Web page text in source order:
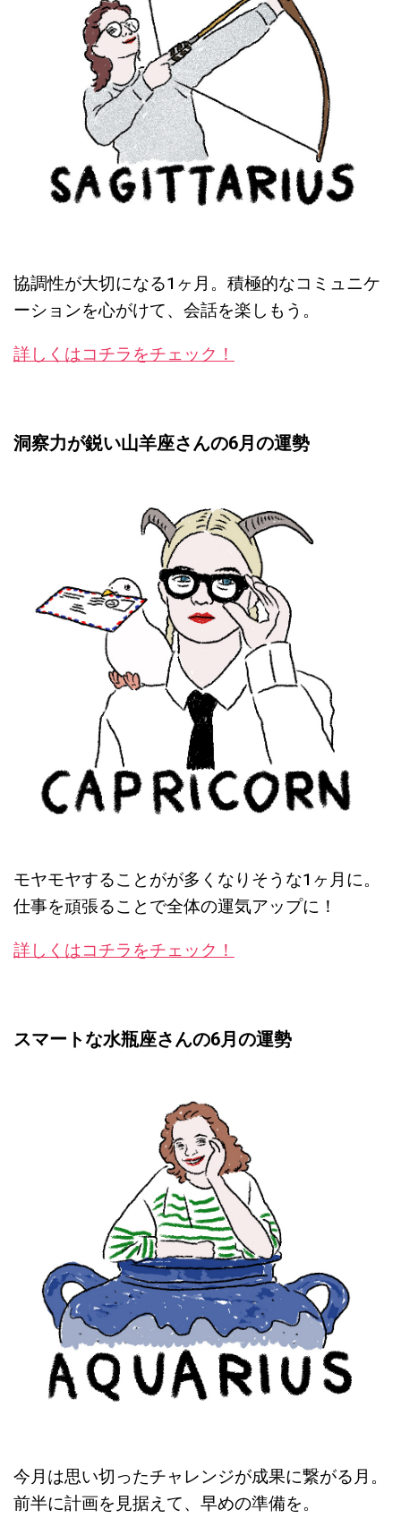
協調性が大切になる1ヶ月。積極的なコミュニケ
ーションを心がけて、会話を楽しもう。
詳しくはコチラをチェック！
洞察力が鋭い山羊座さんの6月の運勢
モヤモヤすることがが多くなりそうな1ヶ月に。
仕事を頑張ることで全体の運気アップに！
詳しくはコチラをチェック！
スマートな水瓶座さんの6月の運勢
今月は思い切ったチャレンジが成果に繋がる月。
前半に計画を見据えて、早めの準備を。